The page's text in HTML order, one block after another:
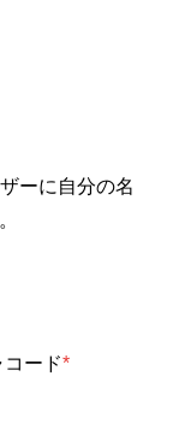
ーに自分の名
ード*